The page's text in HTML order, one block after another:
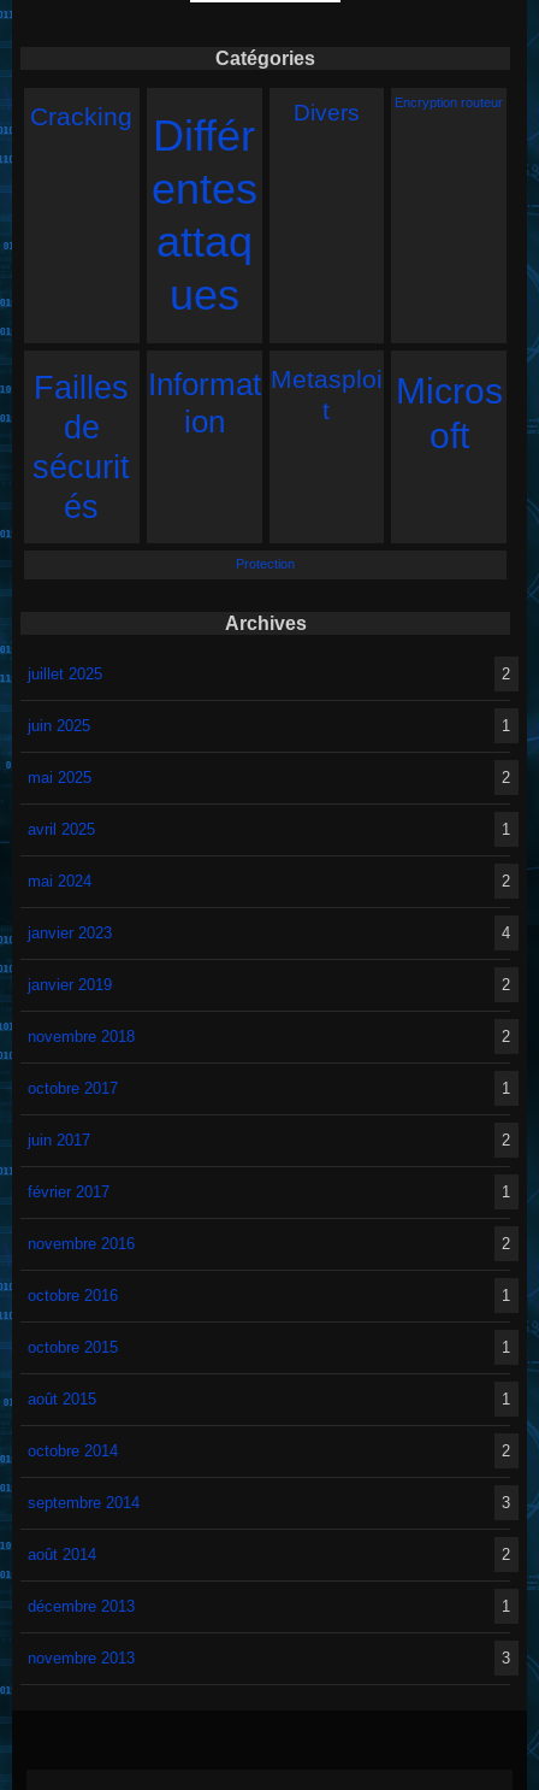
Catégories
Cracking
Différ
entes
attaq
ues
Divers Encryption routeur
Failles
de
sécurit
és
Informat
ion
Metasploi
t
Micros
oft
Protection
Archives
juillet 2025 2
juin 2025 1
mai 2025 2
avril 2025 1
mai 2024 2
janvier 2023 4
janvier 2019 2
novembre 2018 2
octobre 2017 1
juin 2017 2
février 2017 1
novembre 2016 2
octobre 2016 1
octobre 2015 1
août 2015 1
octobre 2014 2
septembre 2014 3
août 2014 2
décembre 2013 1
novembre 2013 3